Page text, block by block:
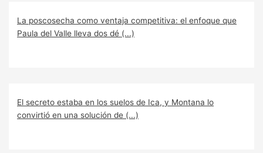
La poscosecha como ventaja competitiva: el enfoque que
Paula del Valle lleva dos dé (...)
El secreto estaba en los suelos de Ica, y Montana lo
convirtió en una solución de (...)